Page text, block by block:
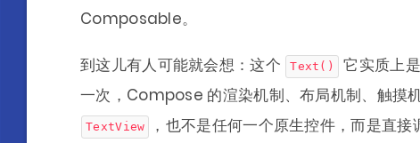
Composable。
到这儿有人可能就会想：这个 Text() 它实质上
一次，Compose 的渲染机制、布局机制、触摸
TextView ，也不是任何一个原生控件，而是直